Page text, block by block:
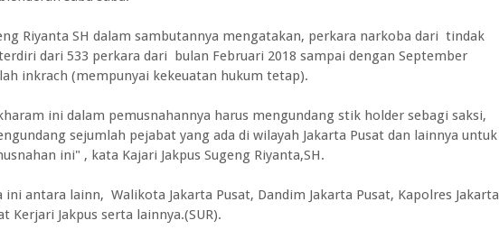
Riyanta SH dalam sambutannya mengatakan, perkara narkoba dari tindak
dari 533 perkara dari bulan Februari 2018 sampai dengan September
inkrach (mempunyai kekeuatan hukum tetap).
ini dalam pemusnahannya harus mengundang stik holder sebagi saksi,
sejumlah pejabat yang ada di wilayah Jakarta Pusat dan lainnya untuk
ini" , kata Kajari Jakpus Sugeng Riyanta,SH.
ini antara lainn, Walikota Jakarta Pusat, Dandim Jakarta Pusat, Kapolres Jakarta
Kerjari Jakpus serta lainnya.(SUR).